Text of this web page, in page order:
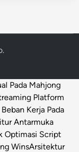
.
Pada Mahjong
Platform
Kerja Pada
Antarmuka
Optimasi Script
WinsArsitektur